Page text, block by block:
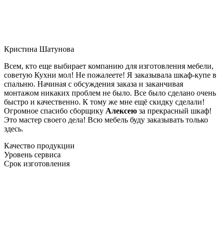
Кристина Шатунова
Всем, кто еще выбирает компанию для изготовления мебели,
советую Кухни мол! Не пожалеете! Я заказывала шкаф-купе в
спальню. Начиная с обсуждения заказа и заканчивая
монтажом никаких проблем не было. Все было сделано очень
быстро и качественно. К тому же мне ещё скидку сделали!
Огромное спасибо сборщику Алексею за прекрасный шкаф!
Это мастер своего дела! Всю мебель буду заказывать только
здесь.
Качество продукции
Уровень сервиса
Срок изготовления